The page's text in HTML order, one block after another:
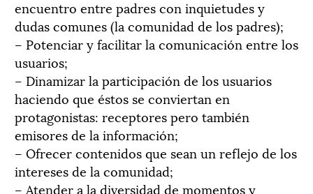
encuentro entre padres con inquietudes y
dudas comunes (la comunidad de los padres);
– Potenciar y facilitar la comunicación entre los
usuarios;
– Dinamizar la participación de los usuarios
haciendo que éstos se conviertan en
protagonistas: receptores pero también
emisores de la información;
– Ofrecer contenidos que sean un reflejo de los
intereses de la comunidad;
– Atender a la diversidad de momentos y